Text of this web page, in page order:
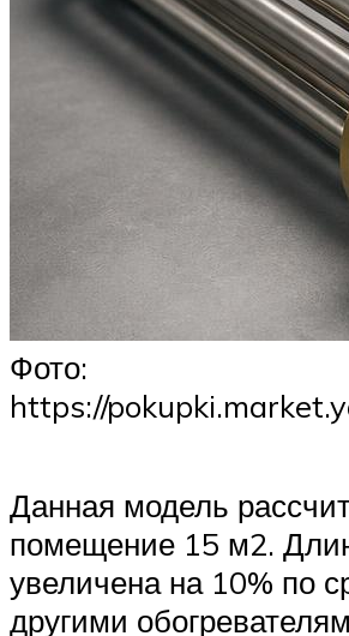
Фото:
https://
Данная модель
помещение 15 м2.
увеличена на 10% по
другими